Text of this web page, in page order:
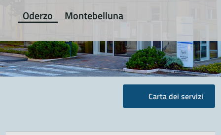
Oderzo Montebelluna
Carta dei servizi